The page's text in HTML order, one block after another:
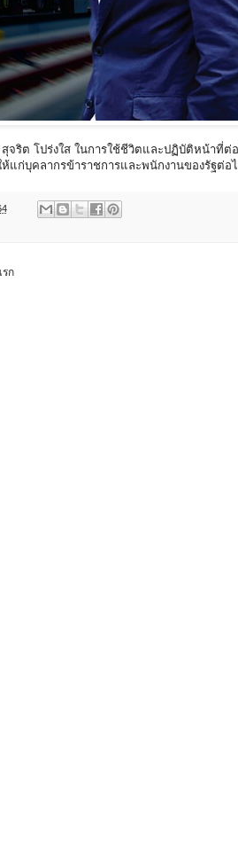
ริต โปร่งใส ในการใช้ชีวิตและปฏิบัติหน้าที่ต่
แก่บุคลากรข้าราชการและพนักงานของรัฐต่อ
ก